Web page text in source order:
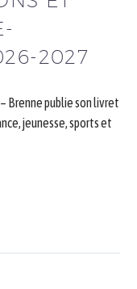
2027
Brenne publie son livret
jeunesse, sports et